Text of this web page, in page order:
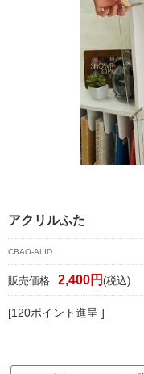
料・お支払いについて
イページ/会員登録
定商取引法に基づく表記
アクリルふた
CBAO-ALID
販売価格 2,400円 (税込)
[120ポイント進呈 ]